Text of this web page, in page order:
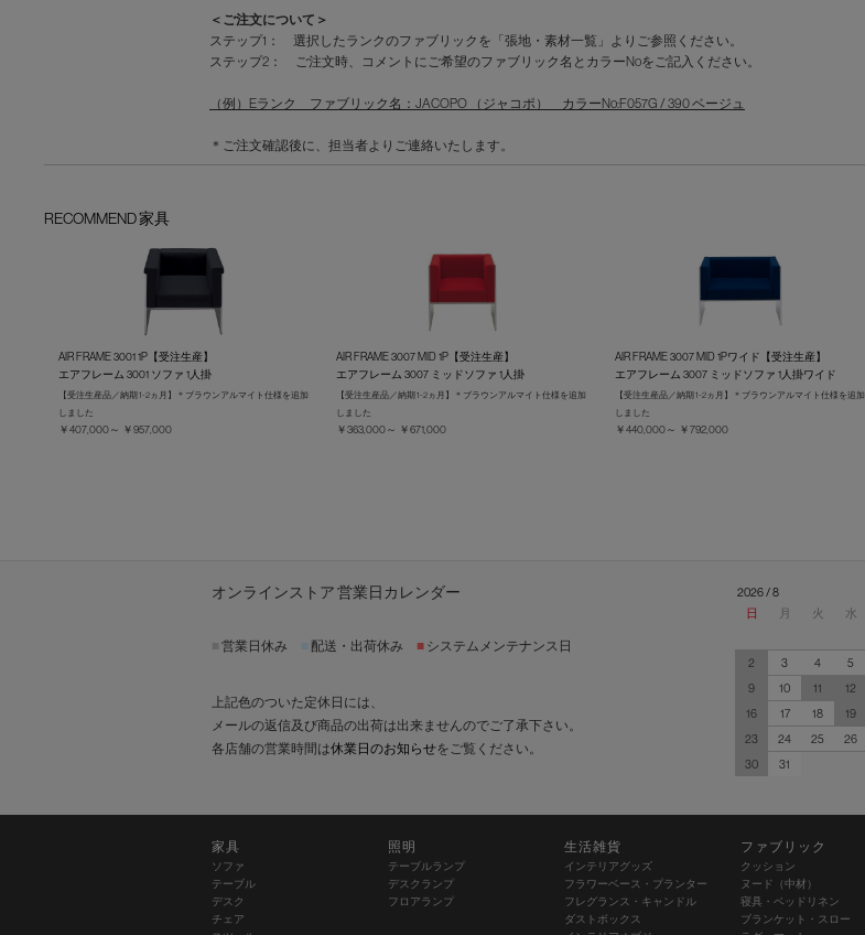
＜ご注文について＞
ステップ1： 選択したランクのファブリックを「張地・素材一覧」よりご参照ください。
ステップ2： ご注文時、コメントにご希望のファブリック名とカラーNoをご記入ください。
（例）Eランク ファブリック名：JACOPO （ジャコポ） カラーNo:F057G / 390 ベージュ
＊ご注文確認後に、担当者よりご連絡いたします。
RECOMMEND 家具
AIR FRAME 3001 1P【受注生産】
エアフレーム 3001 ソファ 1人掛
【受注生産品／納期 1-2ヵ月】＊ブラウンアルマイト仕様を追加
しました
￥407,000～ ￥957,000
AIR FRAME 3007 MID 1P【受注生産】
エアフレーム 3007 ミッドソファ 1人掛
【受注生産品／納期 1-2ヵ月】＊ブラウンアルマイト仕様を追加
しました
￥363,000～ ￥671,000
AIR FRAME 3007 MID 1Pワイド【受注生産】
エアフレーム 3007 ミッドソファ 1人掛ワイド
【受注生産品／納期 1-2ヵ月】＊ブラウンアルマイト仕様を追加
しました
￥440,000～ ￥792,000
オンラインストア 営業日カレンダー
営業日休み 配送・出荷休み ■ システムメンテナンス日
上記色のついた定休日には、
メールの返信及び商品の出荷は出来ませんのでご了承下さい。
各店舗の営業時間は休業日のお知らせをご覧ください。
2026 / 8
日
月 火 水
2
3 4 5
9
10 11 12
16
17 18 19
23
24 25 26
30
31
家具
ソファ
テーブル
デスク
チェア
照明
テーブルランプ
デスクランプ
フロアランプ
生活雑貨
インテリアグッズ
フラワーベース・プランター
フレグランス・キャンドル
ダストボックス
ファブリック
クッション
ヌード（中材）
寝具・ベッドリネン
ブランケット・スロー